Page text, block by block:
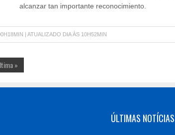
alcanzar tan importante reconocimiento.
| ATUALIZADO DIA ÀS 10H52MIN
»
ÚLTIMAS NOTÍCIAS